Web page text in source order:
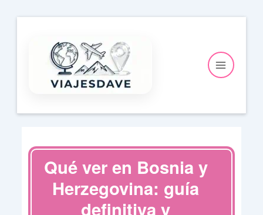
contenido
Qué ver en Bosnia y
Herzegovina: guía
definitiva y